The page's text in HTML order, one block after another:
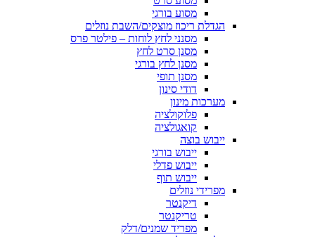
מסוע בורגי
הגדלת ריכוז מוצקים/השבת נוזלים
מסנני לחץ לוחות – פילטר פרס
מסנן סרט לחץ
מסנן לחץ בורגי
מסנן תופי
דודי סינון
מערכות מינון
פלוקולציה
קואגולציה
ייבוש בוצה
ייבוש בורגי
ייבוש פדלי
ייבוש תוף
מפרידי נוזלים
דיקנטר
טריקנטר
מפריד שמנים/דלק